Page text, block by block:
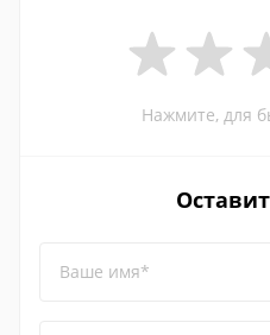
Нажмите, для
Ваше имя*